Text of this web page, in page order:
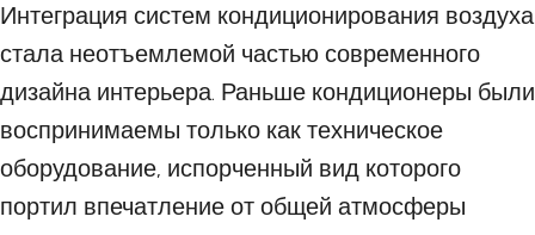
Интеграция систем кондиционирования воздуха
стала неотъемлемой частью современного
дизайна интерьера. Раньше кондиционеры были
воспринимаемы только как техническое
оборудование, испорченный вид которого
портил впечатление от общей атмосферы